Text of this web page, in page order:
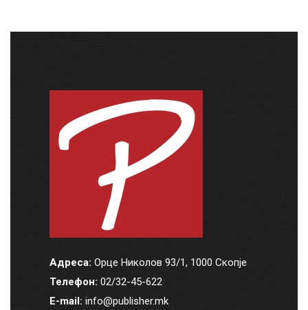
Адреса: Орце Николов 93/1, 1000 Скопје
Телефон: 02/32-45-622
E-mail: info@publisher.mk